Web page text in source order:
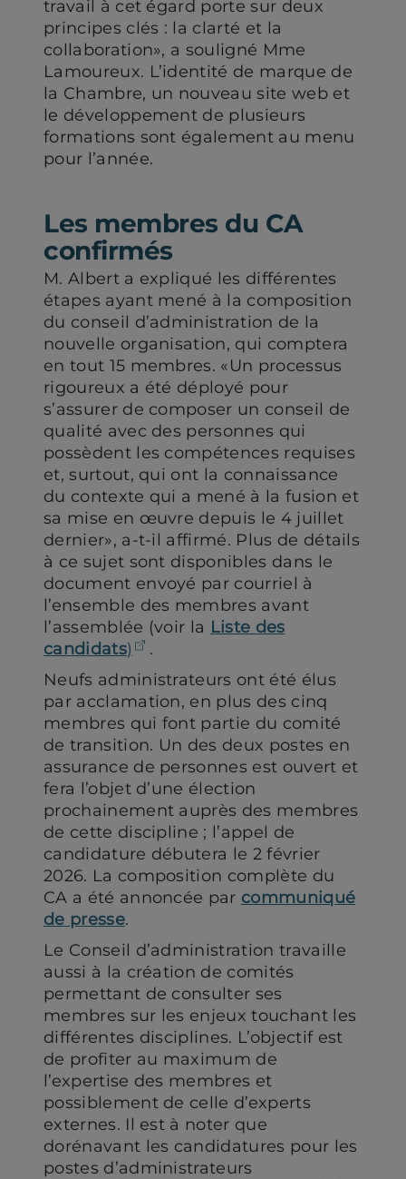
travail à cet égard porte sur deux
principes clés : la clarté et la
collaboration», a souligné Mme
Lamoureux. L’identité de marque de
la Chambre, un nouveau site web et
le développement de plusieurs
formations sont également au menu
pour l’année.
Les membres du CA
confirmés
M. Albert a expliqué les différentes
étapes ayant mené à la composition
du conseil d’administration de la
nouvelle organisation, qui comptera
en tout 15 membres. «Un processus
rigoureux a été déployé pour
s’assurer de composer un conseil de
qualité avec des personnes qui
possèdent les compétences requises
et, surtout, qui ont la connaissance
du contexte qui a mené à la fusion et
sa mise en œuvre depuis le 4 juillet
dernier», a-t-il affirmé. Plus de détails
à ce sujet sont disponibles dans le
document envoyé par courriel à
l’ensemble des membres avant
l’assemblée (voir la Liste des
candidats) (ouvre dans un nouvel onglet)
.
Neufs administrateurs ont été élus
par acclamation, en plus des cinq
membres qui font partie du comité
de transition. Un des deux postes en
assurance de personnes est ouvert et
fera l’objet d’une élection
prochainement auprès des membres
de cette discipline ; l’appel de
candidature débutera le 2 février
2026. La composition complète du
CA a été annoncée par communiqué
de presse.
Le Conseil d’administration travaille
aussi à la création de comités
permettant de consulter ses
membres sur les enjeux touchant les
différentes disciplines. L’objectif est
de profiter au maximum de
l’expertise des membres et
possiblement de celle d’experts
externes. Il est à noter que
dorénavant les candidatures pour les
postes d’administrateurs